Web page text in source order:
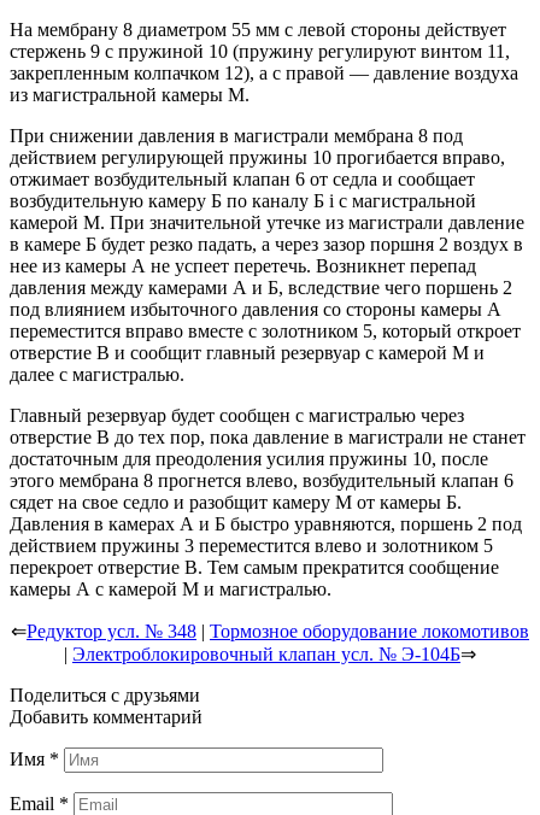
На мембрану 8 диаметром 55 мм с левой стороны действует
стержень 9 с пружиной 10 (пружину регулируют винтом 11,
закрепленным колпачком 12), а с правой — давление воздуха
из магистральной камеры М.
При снижении давления в магистрали мембрана 8 под
действием регулирующей пружины 10 прогибается вправо,
отжимает возбудительный клапан 6 от седла и сообщает
возбудительную камеру Б по каналу Б і с магистральной
камерой М. При значительной утечке из магистрали давление
в камере Б будет резко падать, а через зазор поршня 2 воздух в
нее из камеры А не успеет перетечь. Возникнет перепад
давления между камерами А и Б, вследствие чего поршень 2
под влиянием избыточного давления со стороны камеры А
переместится вправо вместе с золотником 5, который откроет
отверстие В и сообщит главный резервуар с камерой М и
далее с магистралью.
Главный резервуар будет сообщен с магистралью через
отверстие В до тех пор, пока давление в магистрали не станет
достаточным для преодоления усилия пружины 10, после
этого мембрана 8 прогнется влево, возбудительный клапан 6
сядет на свое седло и разобщит камеру М от камеры Б.
Давления в камерах А и Б быстро уравняются, поршень 2 под
действием пружины 3 переместится влево и золотником 5
перекроет отверстие В. Тем самым прекратится сообщение
камеры А с камерой М и магистралью.
⇐Редуктор уcл. № 348 | Тормозное оборудование локомотивов
| Электроблокировочный клапан уcл. № Э-104Б⇒
Поделиться с друзьями
Добавить комментарий
Имя *
Email *